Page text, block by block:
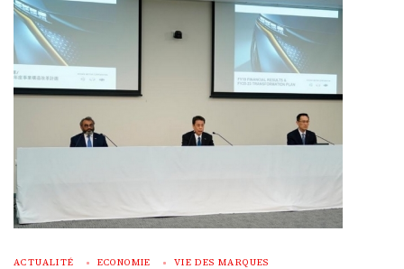
ACTUALITÉ ECONOMIE VIE DES MARQUES